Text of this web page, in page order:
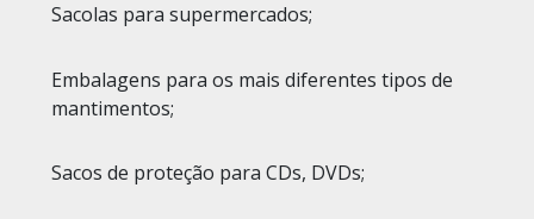
Sacolas para supermercados;
Embalagens para os mais diferentes tipos de
mantimentos;
Sacos de proteção para CDs, DVDs;